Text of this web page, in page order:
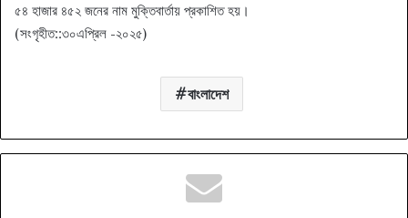
৫৪ হাজার ৪৫২ জনের নাম মুক্তিবার্তায় প্রকাশিত হয়।
(সংগৃহীত::৩০এপ্রিল -২০২৫)
বাংলাদেশ